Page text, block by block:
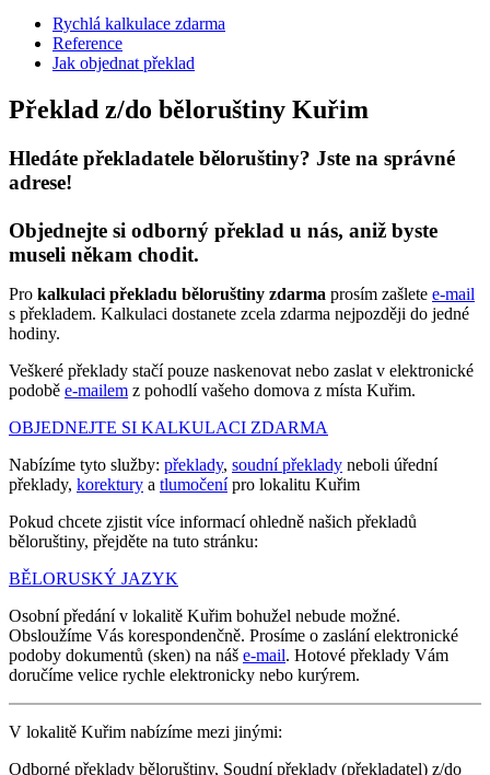
Rychlá kalkulace zdarma
Reference
Jak objednat překlad
Překlad z/do běloruštiny Kuřim
Hledáte překladatele běloruštiny? Jste na správné
adrese!
Objednejte si odborný překlad u nás, aniž byste
museli někam chodit.
Pro kalkulaci překladu běloruštiny zdarma prosím zašlete e-mail
s překladem. Kalkulaci dostanete zcela zdarma nejpozději do jedné
hodiny.
Veškeré překlady stačí pouze naskenovat nebo zaslat v elektronické
podobě e-mailem z pohodlí vašeho domova z místa Kuřim.
OBJEDNEJTE SI KALKULACI ZDARMA
Nabízíme tyto služby: překlady, soudní překlady neboli úřední
překlady, korektury a tlumočenípro lokalitu Kuřim
Pokud chcete zjistit více informací ohledně našich překladů
běloruštiny, přejděte na tuto stránku:
BĚLORUSKÝ JAZYK
Osobní předání v lokalitě Kuřim bohužel nebude možné.
Obsloužíme Vás korespondenčně. Prosíme o zaslání elektronické
podoby dokumentů (sken) na náš e-mail. Hotové překlady Vám
doručíme velice rychle elektronicky nebo kurýrem.
V lokalitě Kuřim nabízíme mezi jinými:
Odborné překlady běloruštiny, Soudní překlady (překladatel) z/do